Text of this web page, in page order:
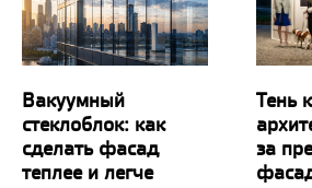
Вакуумный
стеклоблок: как
сделать фасад
теплее и легче
Тень
за